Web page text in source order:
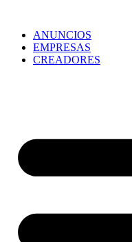
ANUNCIOS
EMPRESAS
CREADORES